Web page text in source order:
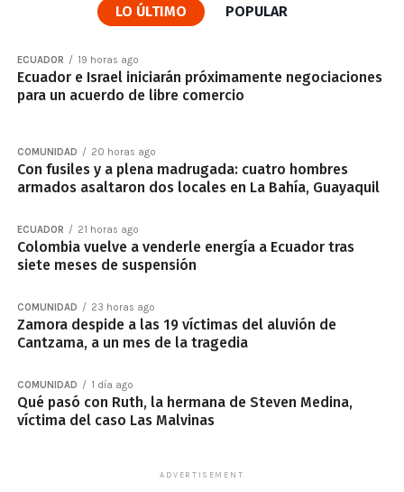
LO ÚLTIMO POPULAR
ECUADOR 19 horas ago
Ecuador e Israel iniciarán próximamente negociaciones
para un acuerdo de libre comercio
COMUNIDAD 20 horas ago
Con fusiles y a plena madrugada: cuatro hombres
armados asaltaron dos locales en La Bahía, Guayaquil
ECUADOR 21 horas ago
Colombia vuelve a venderle energía a Ecuador tras
siete meses de suspensión
COMUNIDAD 23 horas ago
Zamora despide a las 19 víctimas del aluvión de
Cantzama, a un mes de la tragedia
COMUNIDAD 1 día ago
Qué pasó con Ruth, la hermana de Steven Medina,
víctima del caso Las Malvinas
ADVERTISEMENT